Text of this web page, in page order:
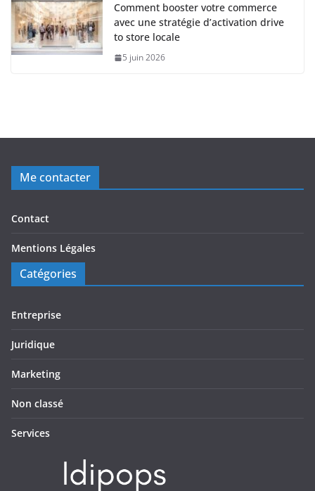
Comment booster votre commerce
avec une stratégie d’activation drive
to store locale
5 juin 2026
Me contacter
Contact
Mentions Légales
Catégories
Entreprise
Juridique
Marketing
Non classé
Services